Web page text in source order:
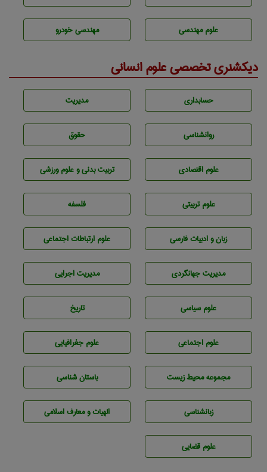
علوم مهندسی مهندسی خودرو
دیکشنری تخصصی علوم انسانی
حسابداری مديريت
روانشناسی حقوق
علوم اقتصادی تربيت بدنی و علوم ورزشی
علوم تربيتی فلسفه
زبان و ادبيات فارسی علوم ارتباطات اجتماعی
مديريت جهانگردی مديريت اجرايی
علوم سياسی تاريخ
علوم اجتماعی علوم جغرافيايی
مجموعه محيط زيست باستان شناسی
زبانشناسی الهیات و معارف اسلامی
علوم قضایی